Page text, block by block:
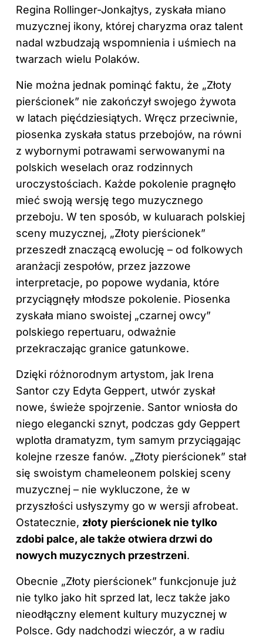
Regina Rollinger-Jonkajtys, zyskała miano
muzycznej ikony, której charyzma oraz talent
nadal wzbudzają wspomnienia i uśmiech na
twarzach wielu Polaków.
Nie można jednak pominąć faktu, że „Złoty
pierścionek” nie zakończył swojego żywota
w latach pięćdziesiątych. Wręcz przeciwnie,
piosenka zyskała status przebojów, na równi
z wybornymi potrawami serwowanymi na
polskich weselach oraz rodzinnych
uroczystościach. Każde pokolenie pragnęło
mieć swoją wersję tego muzycznego
przeboju. W ten sposób, w kuluarach polskiej
sceny muzycznej, „Złoty pierścionek”
przeszedł znaczącą ewolucję – od folkowych
aranżacji zespołów, przez jazzowe
interpretacje, po popowe wydania, które
przyciągnęły młodsze pokolenie. Piosenka
zyskała miano swoistej „czarnej owcy”
polskiego repertuaru, odważnie
przekraczając granice gatunkowe.
Dzięki różnorodnym artystom, jak Irena
Santor czy Edyta Geppert, utwór zyskał
nowe, świeże spojrzenie. Santor wniosła do
niego elegancki sznyt, podczas gdy Geppert
wplotła dramatyzm, tym samym przyciągając
kolejne rzesze fanów. „Złoty pierścionek” stał
się swoistym chameleonem polskiej sceny
muzycznej – nie wykluczone, że w
przyszłości usłyszymy go w wersji afrobeat.
Ostatecznie, złoty pierścionek nie tylko
zdobi palce, ale także otwiera drzwi do
nowych muzycznych przestrzeni.
Obecnie „Złoty pierścionek” funkcjonuje już
nie tylko jako hit sprzed lat, lecz także jako
nieodłączny element kultury muzycznej w
Polsce. Gdy nadchodzi wieczór, a w radiu